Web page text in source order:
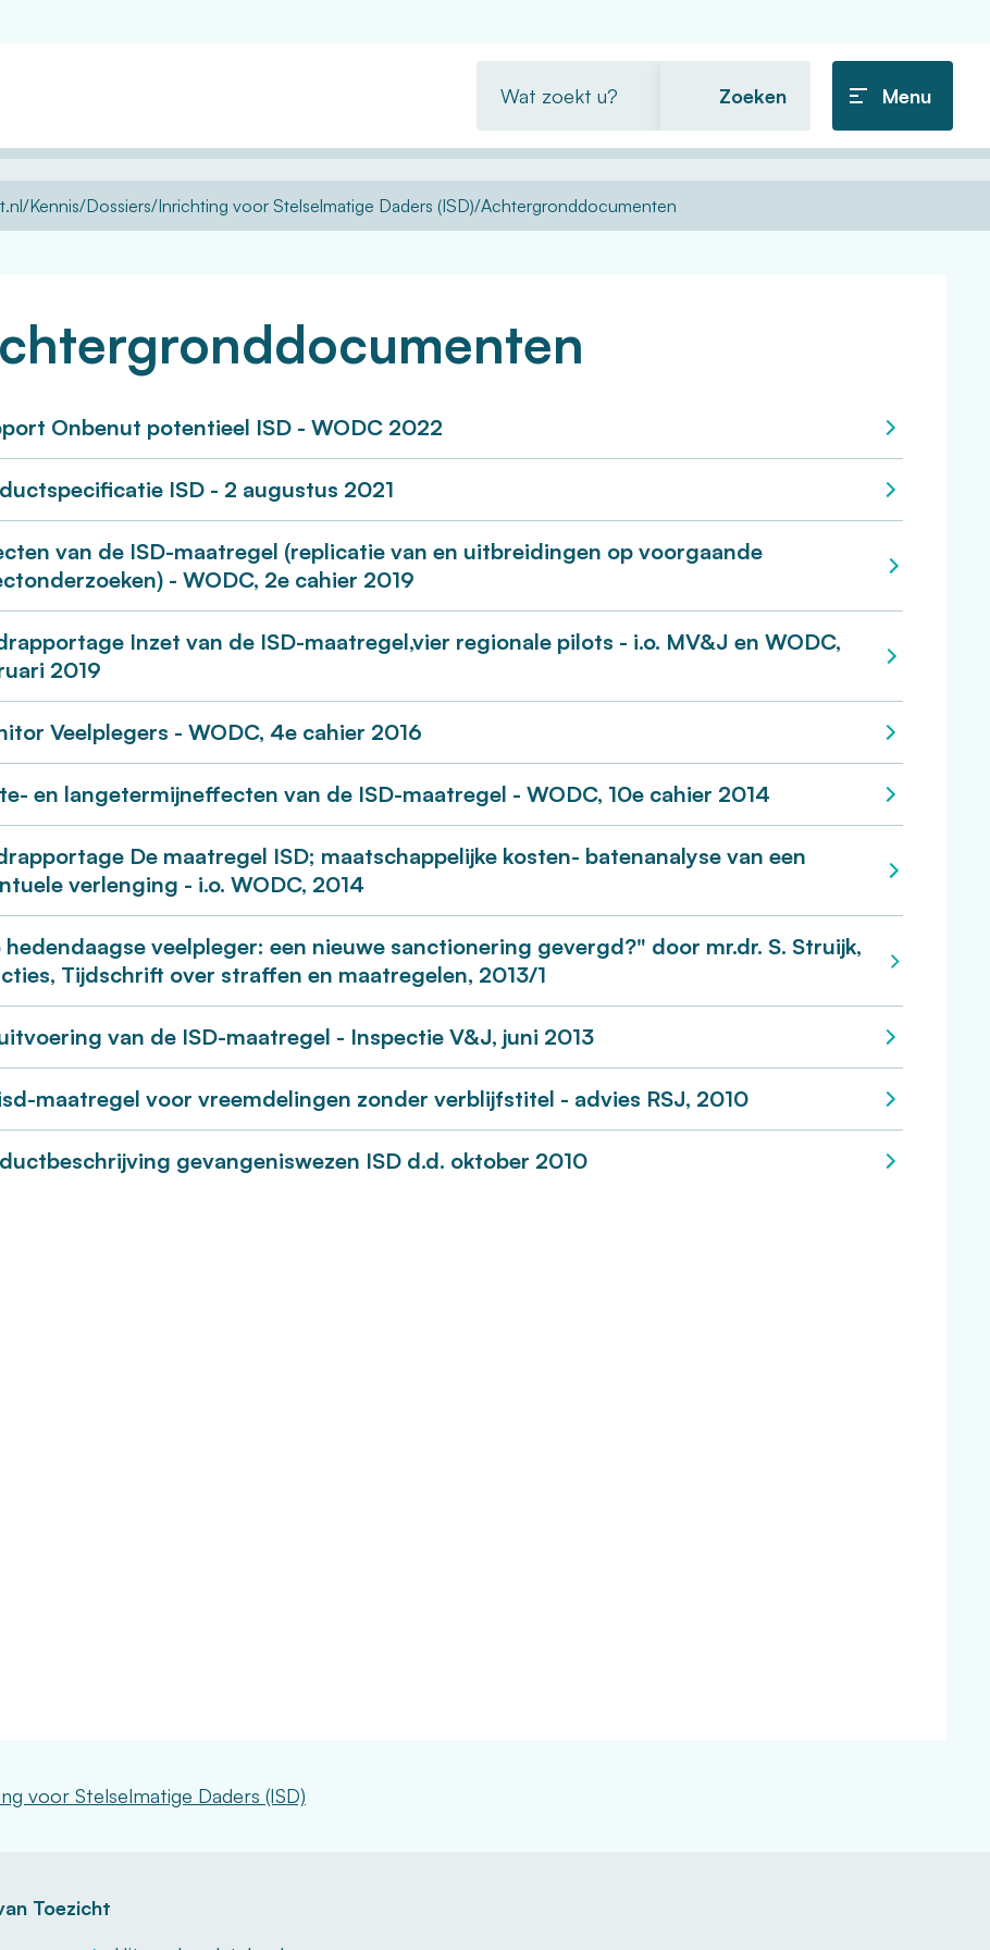
zoekt
Menu
Kennis Dossiers Inrichting voor Stelselmatige Daders (ISD) Achtergronddocumenten
Onbenut potentieel ISD - WODC 2022
ISD - 2 augustus 2021
van de ISD-maatregel (replicatie van en uitbreidingen op voorgaande
- WODC, 2e cahier 2019
Inzet van de ISD-maatregel,vier regionale pilots - i.o. MV&J en WODC,
2019
Veelplegers - WODC, 4e cahier 2016
en langetermijneffecten van de ISD-maatregel - WODC, 10e cahier 2014
De maatregel ISD; maatschappelijke kosten- batenanalyse van een
verlenging - i.o. WODC, 2014
hedendaagse veelpleger: een nieuwe sanctionering gevergd?" door mr.dr. S. Struijk,
Tijdschrift over straffen en maatregelen, 2013/1
van de ISD-maatregel - Inspectie V&J, juni 2013
maatregel voor vreemdelingen zonder verblijfstitel - advies RSJ, 2010
gevangeniswezen ISD d.d. oktober 2010
voor Stelselmatige Daders (ISD)
Toezicht